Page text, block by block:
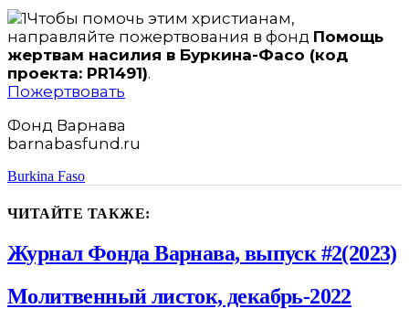
Чтобы помочь этим христианам,
направляйте пожертвования в фонд Помощь
жертвам насилия в Буркина-Фасо (код
проекта: PR1491).
Пожертвовать
Фонд Варнава
barnabasfund.ru
Burkina Faso
ЧИТАЙТЕ ТАКЖЕ:
Журнал Фонда Варнава, выпуск #2(2023)
Молитвенный листок, декабрь-2022